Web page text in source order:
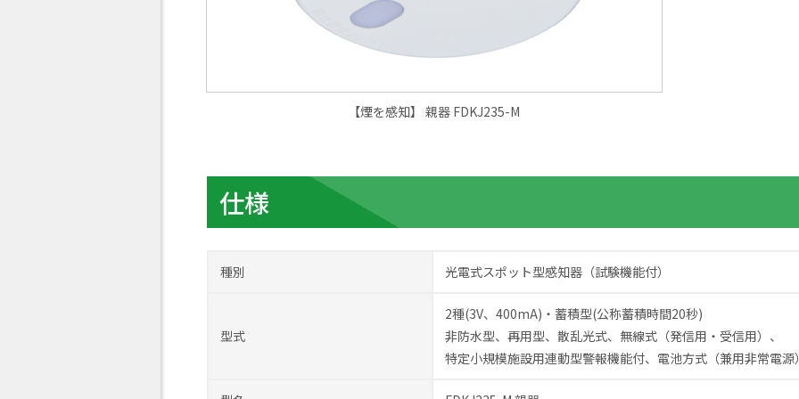
【煙を感知】 親器 FDKJ235-M
仕様
種別 光電式スポット型感知器（試験機能付）
型式
2種(3V、400mA)・蓄積型(公称蓄積時間20秒)
非防水型、再用型、散乱光式、無線式（発信用・受信用）、
特定小規模施設用連動型警報機能付、電池方式（兼用非常電源